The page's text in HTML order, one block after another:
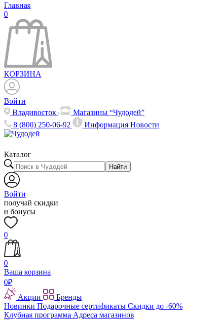
Главная
0
КОРЗИНА
Войти
Владивосток
Магазины “Чудодей”
8 (800) 250-06-92
ИнформацияНовости
Каталог
Найти
Войти
получай скидки
и бонусы
0
0
Ваша корзина
0₽
Акции
Бренды
Новинки Подарочные сертификаты Скидки до -60%
Клубная программа Адреса магазинов